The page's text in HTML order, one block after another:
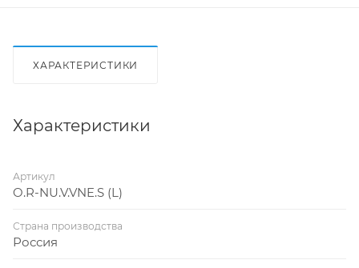
ХАРАКТЕРИСТИКИ
Характеристики
Артикул
O.R-NU.V.VNE.S (L)
Страна производства
Россия